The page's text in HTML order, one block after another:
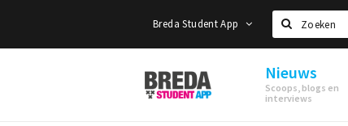
Breda Student App
Zoeken
Breda
Student
Nieuws
Scoops, blogs en
interviews